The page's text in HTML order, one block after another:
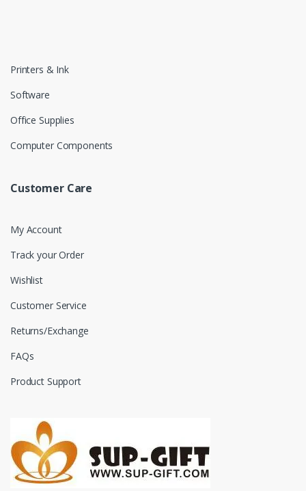
Printers & Ink
Software
Office Supplies
Computer Components
Customer Care
My Account
Track your Order
Wishlist
Customer Service
Returns/Exchange
FAQs
Product Support